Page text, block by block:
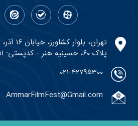
تهران،
پلاک ۶۰، حسینیه هنر - کدپستی: ۱۴۱۷۹۷۳۶۵۱
021-42795300
AmmarFilmFest@Gmail.com